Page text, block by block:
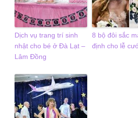
Dịch vụ trang trí sinh
nhật cho bé ở Đà Lạt –
Lâm Đồng
8 bộ đôi sắc
định cho lễ